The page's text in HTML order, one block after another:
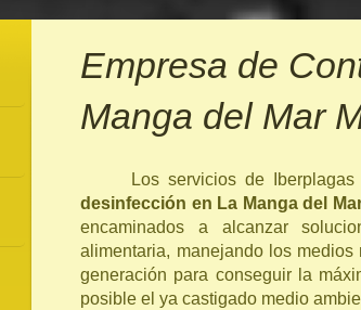
Empresa de
Manga del Mar
Los servicios de
desinfección en La Manga del
encaminados a alcanzar
alimentaria, manejando los
generación para conseguir la
posible el ya castigado medio